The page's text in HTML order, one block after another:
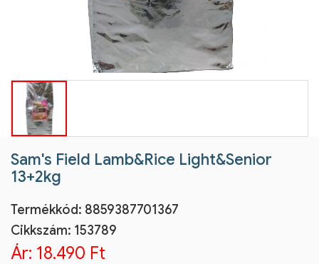
Sam's Field Lamb&Rice Light&Senior
13+2kg
Termékkód: 8859387701367
Cikkszám: 153789
Ár: 18.490 Ft